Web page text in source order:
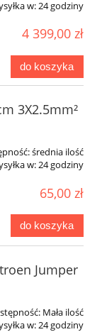
w:24 godziny
4 399,00 zł
do koszyka
3X2.5mm²
średnia ilość
w:24 godziny
65,00 zł
do koszyka
Jumper
Mała ilość
w:24 godziny